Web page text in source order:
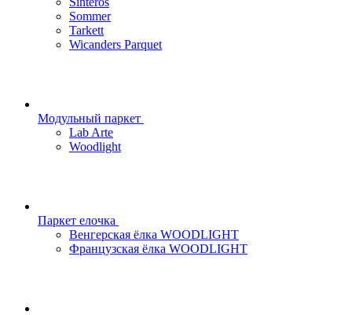
Sommer
Tarkett
Wicanders Parquet
Модульный паркет
Lab Arte
Woodlight
Паркет елочка
Венгерская ёлка WOODLIGHT
Французская ёлка WOODLIGHT